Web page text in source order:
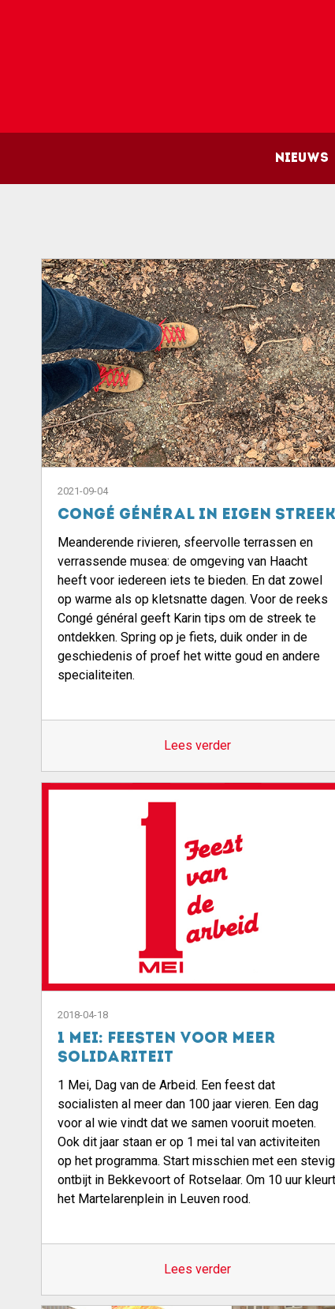
Nieuws
2021-09-04
Congé général in eigen streek
Meanderende rivieren, sfeervolle terrassen en
verrassende musea: de omgeving van Haacht
heeft voor iedereen iets te bieden. En dat zowel
op warme als op kletsnatte dagen. Voor de reeks
Congé général geeft Karin tips om de streek te
ontdekken. Spring op je fiets, duik onder in de
geschiedenis of proef het witte goud en andere
specialiteiten.
Lees verder
2018-04-18
1 mei: feesten voor meer
solidariteit
1 Mei, Dag van de Arbeid. Een feest dat
socialisten al meer dan 100 jaar vieren. Een dag
voor al wie vindt dat we samen vooruit moeten.
Ook dit jaar staan er op 1 mei tal van activiteiten
op het programma. Start misschien met een stevig
ontbijt in Bekkevoort of Rotselaar. Om 10 uur kleurt
het Martelarenplein in Leuven rood.
Lees verder